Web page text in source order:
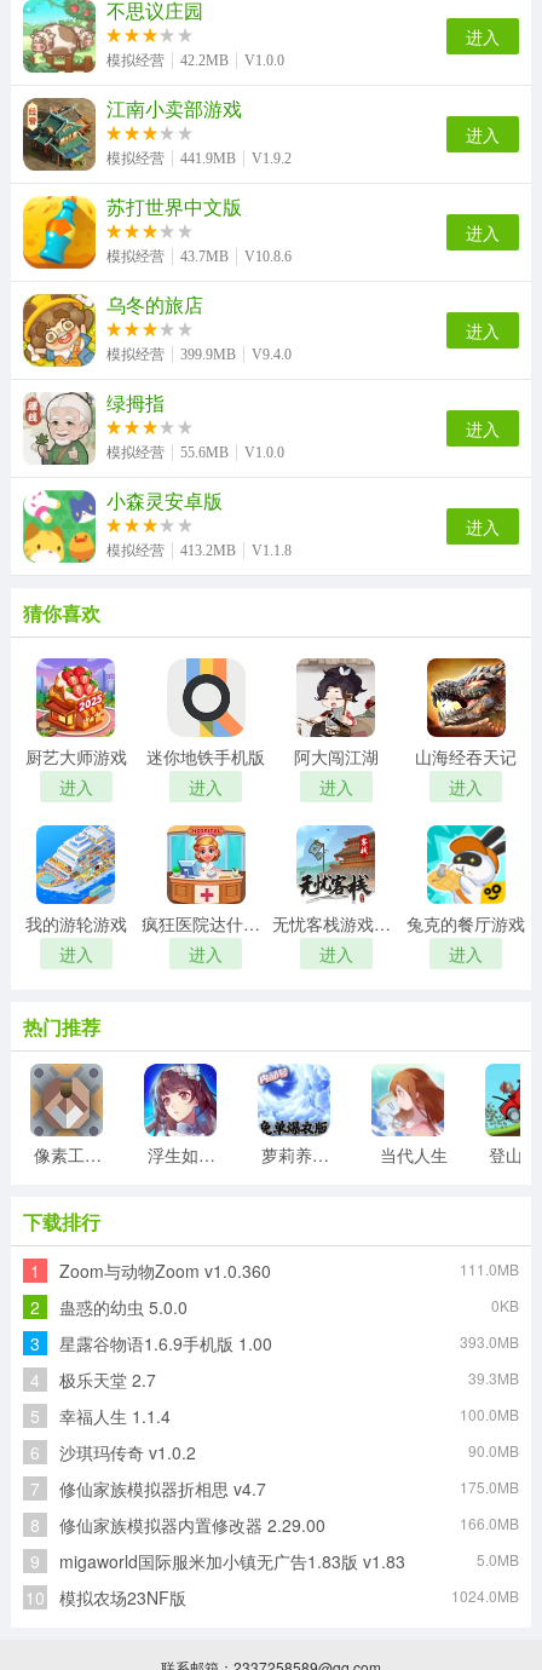
不思议庄园
模拟经营 42.2MB V1.0.0
进入
江南小卖部游戏
模拟经营 441.9MB V1.9.2
进入
苏打世界中文版
模拟经营 43.7MB V10.8.6
进入
乌冬的旅店
模拟经营 399.9MB V9.4.0
进入
绿拇指
模拟经营 55.6MB V1.0.0
进入
小森灵安卓版
模拟经营 413.2MB V1.1.8
进入
猜你喜欢
厨艺大师游戏
进入
迷你地铁手机版
进入
阿大闯江湖
进入
山海经吞天记
进入
我的游轮游戏
进入
疯狂医院达什医生
进入
无忧客栈游戏红包版
进入
兔克的餐厅游戏
进入
热门推荐
像素工厂模组最新版 浮生如梦亦如烟游戏版 萝莉养成计划 当代人生
下载排行
1 Zoom与动物Zoom v1.0.360 111.0MB
2 蛊惑的幼虫 5.0.0 0KB
3 星露谷物语1.6.9手机版 1.00 393.0MB
4 极乐天堂 2.7 39.3MB
5 幸福人生 1.1.4 100.0MB
6 沙琪玛传奇 v1.0.2 90.0MB
7 修仙家族模拟器折相思 v4.7 175.0MB
8 修仙家族模拟器内置修改器 2.29.00 166.0MB
9 migaworld国际服米加小镇无广告1.83版 v1.83 5.0MB
10 模拟农场23NF版 1024.0MB